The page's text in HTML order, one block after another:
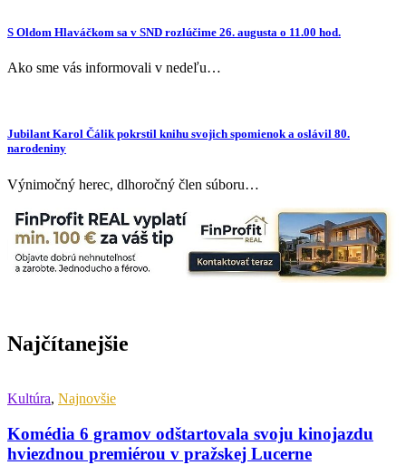
S Oldom Hlaváčkom sa v SND rozlúčime 26. augusta o 11.00 hod.
Ako sme vás informovali v nedeľu…
Jubilant Karol Čálik pokrstil knihu svojich spomienok a oslávil 80.
narodeniny
Výnimočný herec, dlhoročný člen súboru…
Najčítanejšie
Kultúra, Najnovšie
Komédia 6 gramov odštartovala svoju kinojazdu
hviezdnou premiérou v pražskej Lucerne